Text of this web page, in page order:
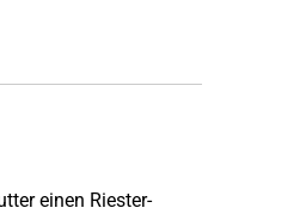
einen Riester-